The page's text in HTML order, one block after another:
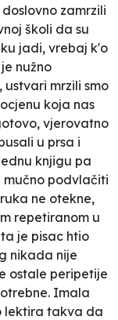
zamrzili
školi da su
jadi, vrebaj k'o
nužno
ustvari mrzili smo
koja nas
vjerovatno
u prsa i
knjigu pa
mučno podvlačiti
ne otekne,
repetiranom u
je pisac htio
nikada nije
ostale peripetije
Imala
lektira takva da